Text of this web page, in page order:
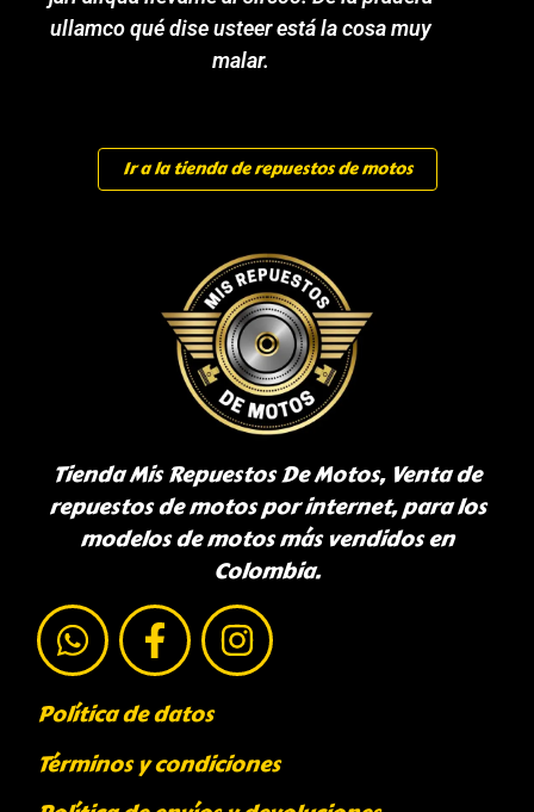
ullamco qué dise usteer está la cosa muy
malar.
Ir a la tienda de repuestos de motos
Tienda Mis Repuestos De Motos, Venta de
repuestos de motos por internet, para los
modelos de motos más vendidos en
Colombia.
Política de datos
Términos y condiciones